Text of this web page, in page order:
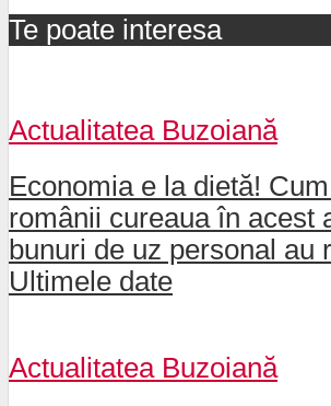
Te poate interesa
Actualitatea Buzoiană
Economia e la dietă!
românii cureaua în acest
bunuri de uz personal au
Ultimele date
Actualitatea Buzoiană